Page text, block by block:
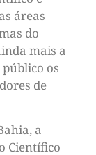
áreas
do
mais a
os
de
a
Científico